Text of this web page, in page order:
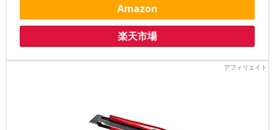
Amazon
楽天市場